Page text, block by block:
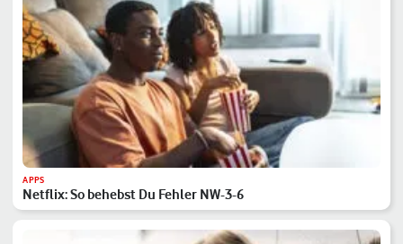
APPS
Netflix: So behebst Du Fehler NW-3-6